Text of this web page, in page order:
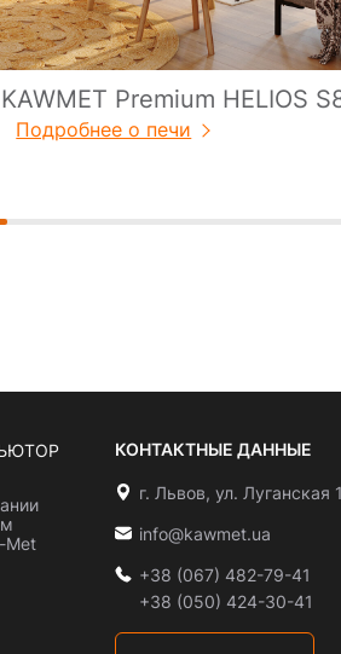
Premium HELIOS
Подробнее о печи
Met
КОНТАКТНЫЕ ДАННЫЕ
г. Львов, ул. Луганская
info@kawmet.ua
+38 (067) 482-79-41
+38 (050) 424-30-41